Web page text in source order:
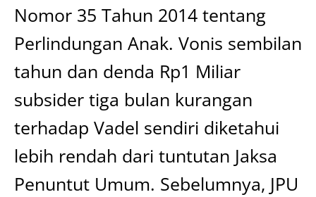
Nomor 35 Tahun 2014 tentang
Perlindungan Anak. Vonis sembilan
tahun dan denda Rp1 Miliar
subsider tiga bulan kurangan
terhadap Vadel sendiri diketahui
lebih rendah dari tuntutan Jaksa
Penuntut Umum. Sebelumnya, JPU